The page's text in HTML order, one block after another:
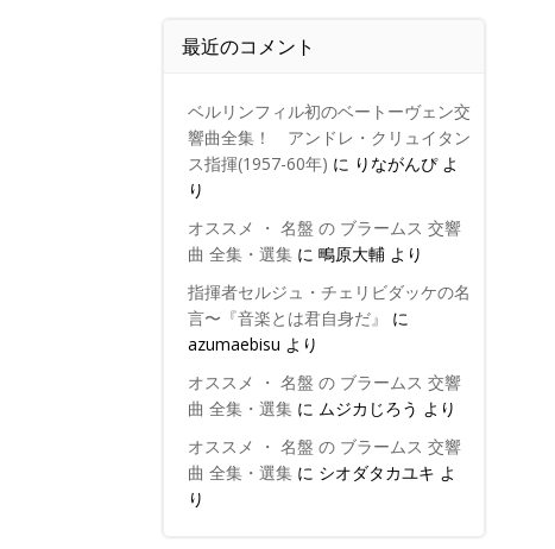
最近のコメント
ベルリンフィル初のベートーヴェン交
響曲全集！ アンドレ・クリュイタン
ス指揮(1957-60年) に りながんぴよ
り
オススメ ・ 名盤 の ブラームス 交響
曲 全集・選集に 鴫原大輔より
指揮者セルジュ・チェリビダッケの名
言〜『音楽とは君自身だ』
に
azumaebisu より
オススメ ・ 名盤 の ブラームス 交響
曲 全集・選集に ムジカじろう より
オススメ ・ 名盤 の ブラームス 交響
曲 全集・選集に シオダタカユキ よ
り